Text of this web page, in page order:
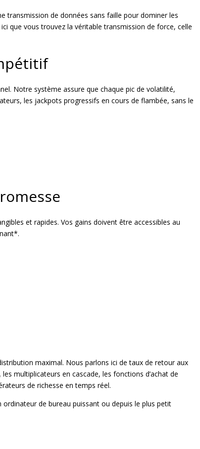
transmission de données sans faille pour dominer les
que vous trouvez la véritable transmission de force, celle
Notre système assure que chaque pic de volatilité,
les jackpots progressifs en cours de flambée, sans le
et rapides. Vos gains doivent être accessibles au
maximal. Nous parlons ici de taux de retour aux
multiplicateurs en cascade, les fonctions d’achat de
de richesse en temps réel.
de bureau puissant ou depuis le plus petit